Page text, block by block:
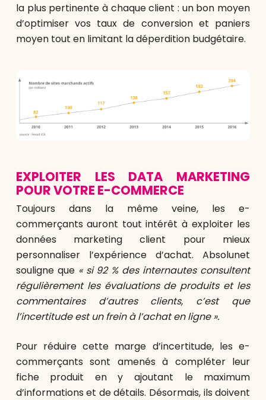
la plus pertinente à chaque client : un bon moyen
d’optimiser vos taux de conversion et paniers
moyen tout en limitant la déperdition budgétaire.
EXPLOITER LES DATA MARKETING
POUR VOTRE E-COMMERCE
Toujours dans la même veine, les e-
commerçants auront tout intérêt à exploiter les
données marketing client pour mieux
personnaliser l’expérience d’achat. Absolunet
souligne que « si 92 % des internautes consultent
régulièrement les évaluations de produits et les
commentaires d’autres clients, c’est que
l’incertitude est un frein à l’achat en ligne ».
Pour réduire cette marge d’incertitude, les e-
commerçants sont amenés à compléter leur
fiche produit en y ajoutant le maximum
d’informations et de détails. Désormais, ils doivent